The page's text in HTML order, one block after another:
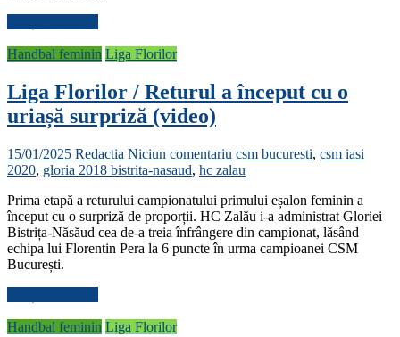
Handbal feminin Liga Florilor
Liga Florilor / Returul a început cu o
uriașă surpriză (video)
15/01/2025 Redactia Niciun comentariu csm bucuresti, csm iasi
2020, gloria 2018 bistrita-nasaud, hc zalau
Prima etapă a returului campionatului primului eșalon feminin a
început cu o surpriză de proporții. HC Zalău i-a administrat Gloriei
Bistrița-Năsăud cea de-a treia înfrângere din campionat, lăsând
echipa lui Florentin Pera la 6 puncte în urma campioanei CSM
București.
Handbal feminin Liga Florilor